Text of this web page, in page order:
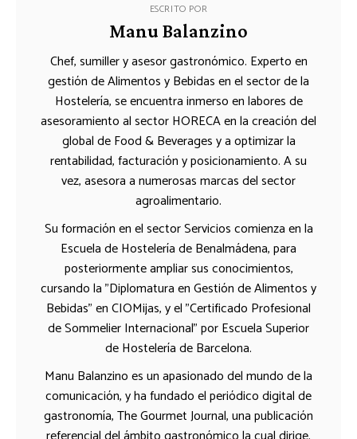
ESCRITO POR
Manu Balanzino
Chef, sumiller y asesor gastronómico. Experto en
gestión de Alimentos y Bebidas en el sector de la
Hostelería, se encuentra inmerso en labores de
asesoramiento al sector HORECA en la creación del
global de Food & Beverages y a optimizar la
rentabilidad, facturación y posicionamiento. A su
vez, asesora a numerosas marcas del sector
agroalimentario.
Su formación en el sector Servicios comienza en la
Escuela de Hostelería de Benalmádena, para
posteriormente ampliar sus conocimientos,
cursando la "Diplomatura en Gestión de Alimentos y
Bebidas" en CIOMijas, y el "Certificado Profesional
de Sommelier Internacional" por Escuela Superior
de Hostelería de Barcelona.
Manu Balanzino es un apasionado del mundo de la
comunicación, y ha fundado el periódico digital de
gastronomía, The Gourmet Journal, una publicación